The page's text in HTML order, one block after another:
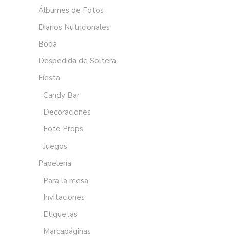
Álbumes de Fotos
Diarios Nutricionales
Boda
Despedida de Soltera
Fiesta
Candy Bar
Decoraciones
Foto Props
Juegos
Papelería
Para la mesa
Invitaciones
Etiquetas
Marcapáginas